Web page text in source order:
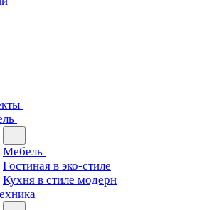
Мебель
Гостиная в эко-стиле
Кухня в стиле модерн